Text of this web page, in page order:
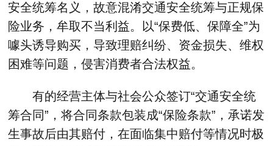
安全统筹名义，故意混淆交通安全统筹与正规保
险业务，牟取不当利益。以“保费低、保障全”为
噱头诱导购买，导致理赔纠纷、资金损失、维权
困难等问题，侵害消费者合法权益。
有的经营主体与社会公众签订“交通安全统
筹合同”，将合同条款包装成“保险条款”，承诺发
生事故后由其赔付，在面临集中赔付等情况时极